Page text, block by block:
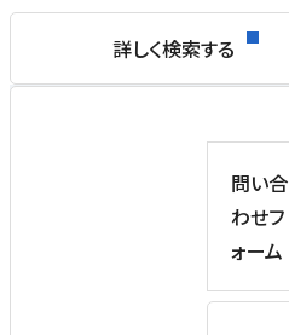
詳しく検索する
問い合
わせフ
ォーム